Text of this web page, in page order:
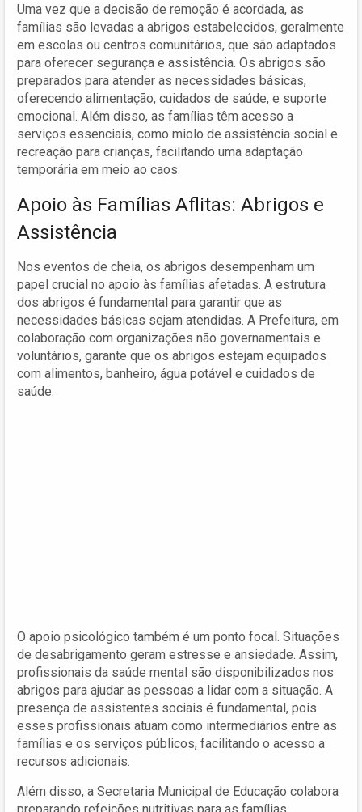
Uma vez que a decisão de remoção é acordada, as
famílias são levadas a abrigos estabelecidos, geralmente
em escolas ou centros comunitários, que são adaptados
para oferecer segurança e assistência. Os abrigos são
preparados para atender as necessidades básicas,
oferecendo alimentação, cuidados de saúde, e suporte
emocional. Além disso, as famílias têm acesso a
serviços essenciais, como miolo de assistência social e
recreação para crianças, facilitando uma adaptação
temporária em meio ao caos.
Apoio às Famílias Aflitas: Abrigos e
Assistência
Nos eventos de cheia, os abrigos desempenham um
papel crucial no apoio às famílias afetadas. A estrutura
dos abrigos é fundamental para garantir que as
necessidades básicas sejam atendidas. A Prefeitura, em
colaboração com organizações não governamentais e
voluntários, garante que os abrigos estejam equipados
com alimentos, banheiro, água potável e cuidados de
saúde.
O apoio psicológico também é um ponto focal. Situações
de desabrigamento geram estresse e ansiedade. Assim,
profissionais da saúde mental são disponibilizados nos
abrigos para ajudar as pessoas a lidar com a situação. A
presença de assistentes sociais é fundamental, pois
esses profissionais atuam como intermediários entre as
famílias e os serviços públicos, facilitando o acesso a
recursos adicionais.
Além disso, a Secretaria Municipal de Educação colabora
preparando refeições nutritivas para as famílias